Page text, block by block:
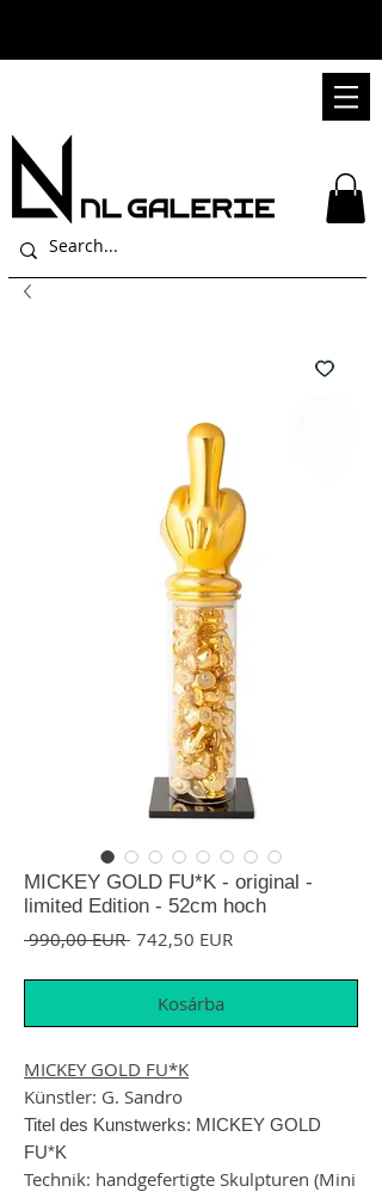
MICKEY GOLD FU*K - original -
limited Edition - 52cm hoch
990,00 EUR Szokásos ár
742,50 EURAkciós ár
Kosárba
MICKEY GOLD FU*K
Künstler: G. Sandro
Titel des Kunstwerks: MICKEY GOLD
FU*K
Technik: handgefertigte Skulpturen (Mini